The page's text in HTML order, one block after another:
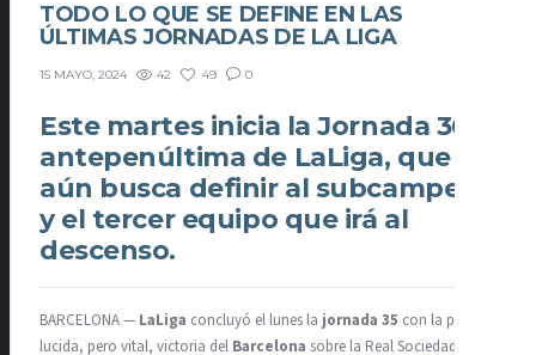
TODO LO QUE SE DEFINE EN LAS
ÚLTIMAS JORNADAS DE LA LIGA
15 MAYO, 2024 42 49 0
Este martes inicia la Jornada 36,
antepenúltima de LaLiga, que
aún busca definir al subcampeón
y el tercer equipo que irá al
descenso.
BARCELONA — LaLiga concluyó el lunes la jornada 35 con la poco
lucida, pero vital, victoria del Barcelona sobre la Real Sociedad y